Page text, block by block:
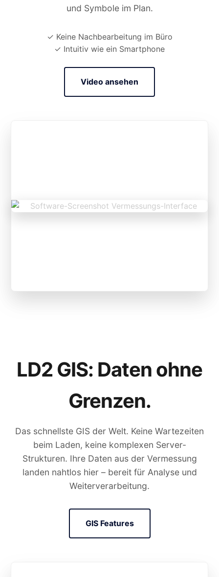
und Symbole im Plan.
✓ Keine Nachbearbeitung im Büro
✓ Intuitiv wie ein Smartphone
Video ansehen
LD2 GIS: Daten ohne
Grenzen.
Das schnellste GIS der Welt. Keine Wartezeiten
beim Laden, keine komplexen Server-
Strukturen. Ihre Daten aus der Vermessung
landen nahtlos hier – bereit für Analyse und
Weiterverarbeitung.
GIS Features